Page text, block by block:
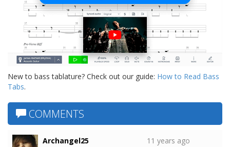
New to bass tablature? Check out our guide: How to Read Bass
Tabs.
COMMENTS
Archangel25
11 years ago